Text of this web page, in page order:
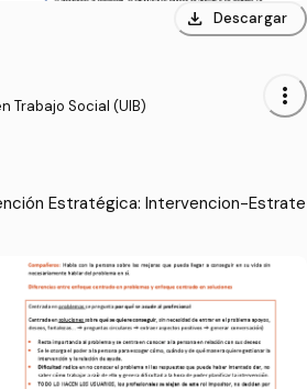
download Descargar
Trabajo Social (UIB) more_vert
Estratégica: Intervencion-Estrate